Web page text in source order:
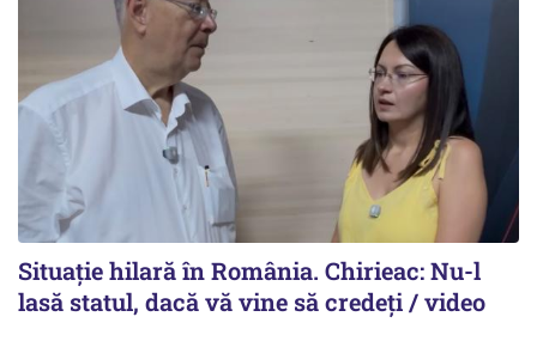
Situație hilară în România. Chirieac: Nu-l
lasă statul, dacă vă vine să credeți / video